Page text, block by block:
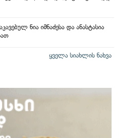
ნია იმნაძესა და ანასტასია
ყველა სიახლის ნახვა